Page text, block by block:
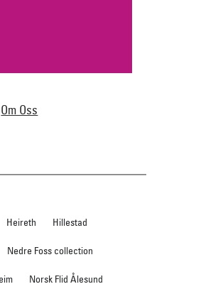
Om Oss
Heireth Hillestad
Nedre Foss collection
Norsk Flid Ålesund